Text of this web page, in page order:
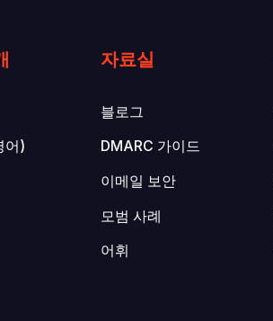
어)
자료실
블로그
DMARC 가이드
이메일 보안
모범 사례
어휘